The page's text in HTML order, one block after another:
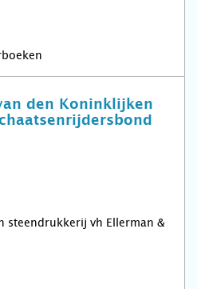
den Koninklijken
steendrukkerij vh Ellerman &